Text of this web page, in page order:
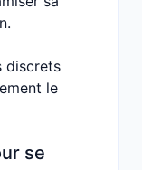
discrets
le
se